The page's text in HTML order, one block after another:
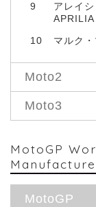
9
アレイシ
APRILIA
10 マルク
Moto2
Moto3
MotoGP
MotoGP